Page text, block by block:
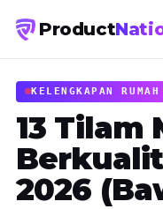
Product
KELENGKAPAN RUMAH
13 Tilam
2026